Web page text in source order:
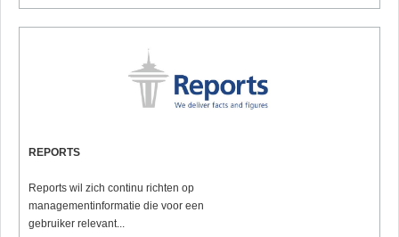
REPORTS
Reports wil zich continu richten op
managementinformatie die voor een
gebruiker relevant...